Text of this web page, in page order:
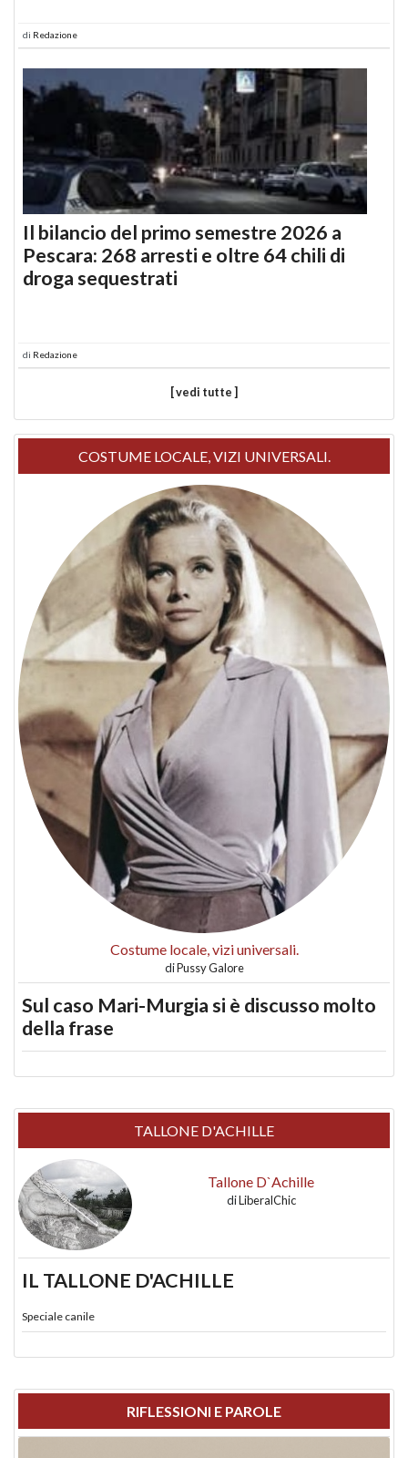
di Redazione
Il bilancio del primo semestre 2026 a
Pescara: 268 arresti e oltre 64 chili di
droga sequestrati
di Redazione
[ vedi tutte ]
COSTUME LOCALE, VIZI UNIVERSALI.
Costume locale, vizi universali.
diPussy Galore
Sul caso Mari-Murgia si è discusso molto
della frase
TALLONE D'ACHILLE
Tallone D`Achille
diLiberalChic
IL TALLONE D'ACHILLE
Speciale canile
RIFLESSIONI E PAROLE